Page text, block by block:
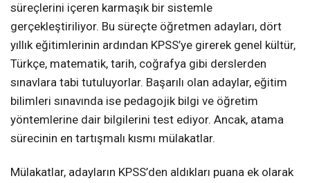
süreçlerini içeren karmaşık bir sistemle
gerçekleştiriliyor. Bu süreçte öğretmen adayları, dört
yıllık eğitimlerinin ardından KPSS’ye girerek genel kültür,
Türkçe, matematik, tarih, coğrafya gibi derslerden
sınavlara tabi tutuluyorlar. Başarılı olan adaylar, eğitim
bilimleri sınavında ise pedagojik bilgi ve öğretim
yöntemlerine dair bilgilerini test ediyor. Ancak, atama
sürecinin en tartışmalı kısmı mülakatlar.
Mülakatlar, adayların KPSS’den aldıkları puana ek olarak